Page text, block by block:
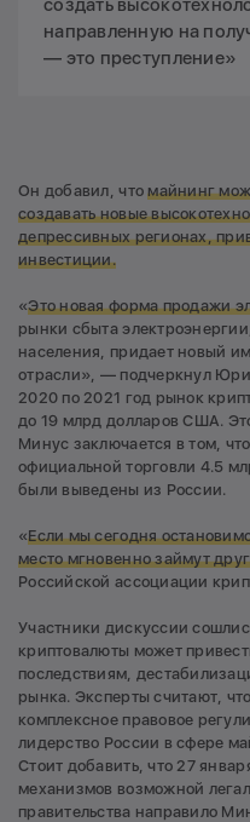
направленную на
— это преступление»
Он добавил, чтомайнинг
создавать новые
депрессивных регионах,
инвестиции.
«Это новая форма продажи
рынки сбыта
населения, придает новый
отрасли», — подчеркнул
2020 по 2021 год рынок
до 19 млрд долларов США.
Минус заключается в том,
официальной торговли 4.5
были выведены из России.
«Если мы сегодня
место мгновенно займут
Российской ассоциации
Участники дискуссии
криптовалюты может
последствиям,
рынка. Эксперты считают,
комплексное правовое
лидерство России в сфере
Стоит добавить, что 27
механизмов возможной
правительства направило